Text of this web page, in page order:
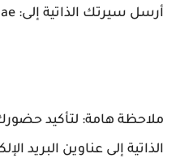
أرسل سيرتك الذاتية إلى: a.abdulla@pivot.ae
ملاحظة هامة: لتأكيد
الذاتية إلى عناوين البريد